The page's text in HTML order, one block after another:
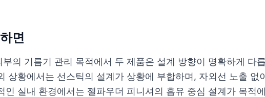
면
부의 기름기 관리 목적에서 두 제품은 설계 방향이 명확하게 다
상황에서는 선스틱의 설계가 상황에 부합하며, 자외선 노출 없
인 실내 환경에서는 젤파우더 피니셔의 흡유 중심 설계가 목적